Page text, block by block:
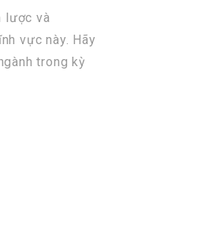
lược và
vực này. Hãy
trong kỳ